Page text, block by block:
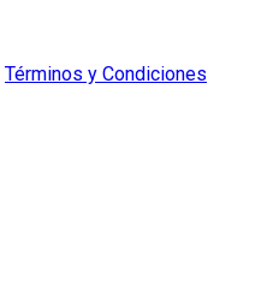
Términos y Condiciones